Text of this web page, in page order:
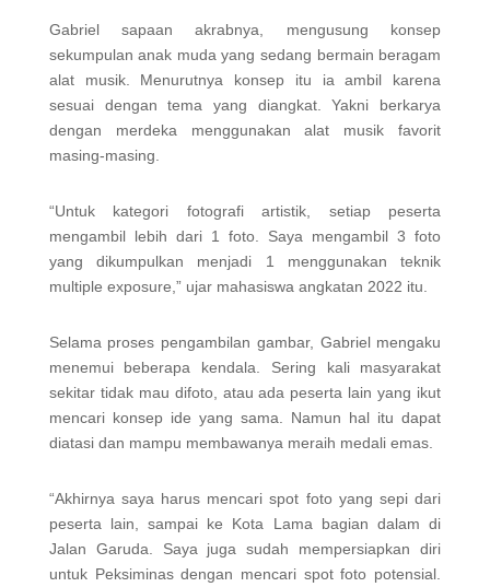
Gabriel sapaan akrabnya, mengusung konsep
sekumpulan anak muda yang sedang bermain beragam
alat musik. Menurutnya konsep itu ia ambil karena
sesuai dengan tema yang diangkat. Yakni berkarya
dengan merdeka menggunakan alat musik favorit
masing-masing.
“Untuk kategori fotografi artistik, setiap peserta
mengambil lebih dari 1 foto. Saya mengambil 3 foto
yang dikumpulkan menjadi 1 menggunakan teknik
multiple exposure,” ujar mahasiswa angkatan 2022 itu.
Selama proses pengambilan gambar, Gabriel mengaku
menemui beberapa kendala. Sering kali masyarakat
sekitar tidak mau difoto, atau ada peserta lain yang ikut
mencari konsep ide yang sama. Namun hal itu dapat
diatasi dan mampu membawanya meraih medali emas.
“Akhirnya saya harus mencari spot foto yang sepi dari
peserta lain, sampai ke Kota Lama bagian dalam di
Jalan Garuda. Saya juga sudah mempersiapkan diri
untuk Peksiminas dengan mencari spot foto potensial.